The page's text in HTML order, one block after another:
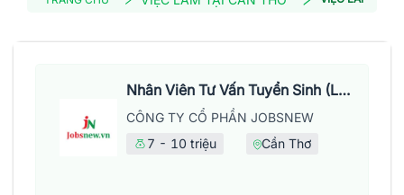
Nhân Viên Tư Vấn Tuyển Sinh (Làm Việc Tại Văn Phòng)
CÔNG TY CỔ PHẦN JOBSNEW
7 - 10 triệu
Cần Thơ